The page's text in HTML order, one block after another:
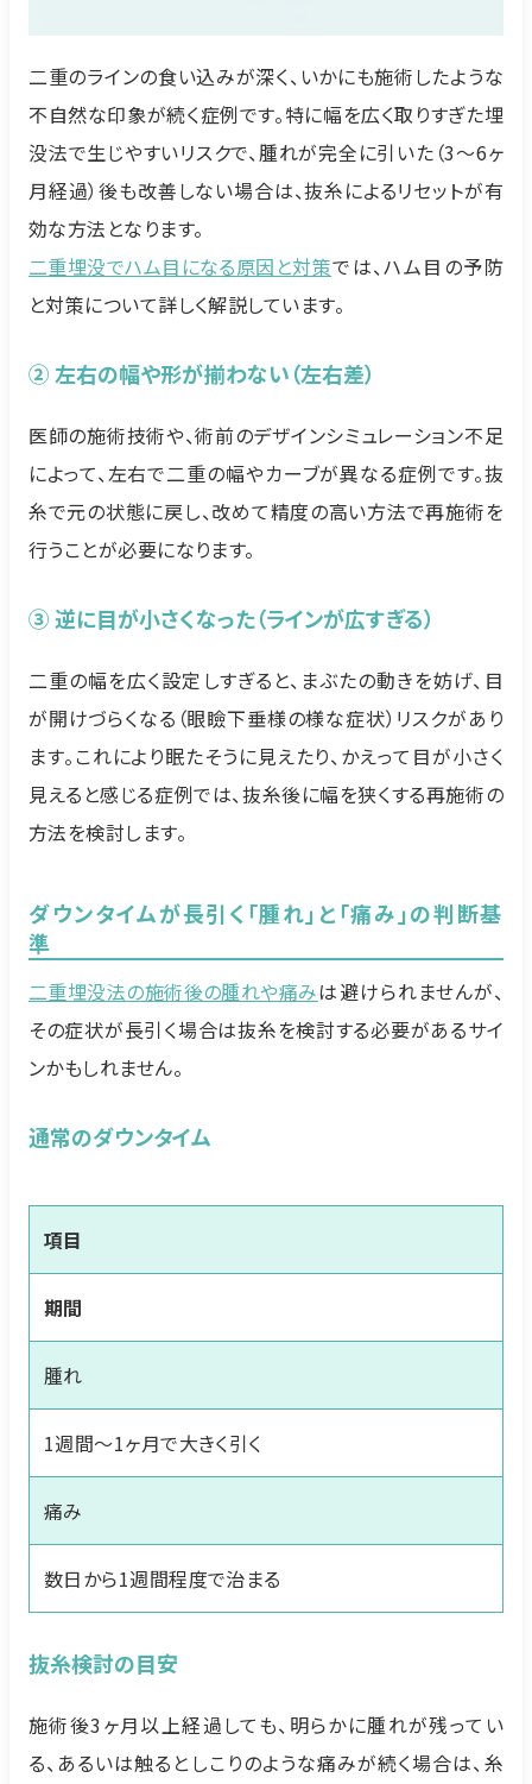
二重のラインの食い込みが深く、いかにも施術したような
不自然な印象が続く症例です。特に幅を広く取りすぎた埋
没法で生じやすいリスクで、腫れが完全に引いた（3～6ヶ
月経過）後も改善しない場合は、抜糸によるリセットが有
効な方法となります。
二重埋没でハム目になる原因と対策では、ハム目の予防
と対策について詳しく解説しています。
② 左右の幅や形が揃わない（左右差）
医師の施術技術や、術前のデザインシミュレーション不足
によって、左右で二重の幅やカーブが異なる症例です。抜
糸で元の状態に戻し、改めて精度の高い方法で再施術を
行うことが必要になります。
③ 逆に目が小さくなった（ラインが広すぎる）
二重の幅を広く設定しすぎると、まぶたの動きを妨げ、目
が開けづらくなる（眼瞼下垂様の様な症状）リスクがあり
ます。これにより眠たそうに見えたり、かえって目が小さく
見えると感じる症例では、抜糸後に幅を狭くする再施術の
方法を検討します。
ダウンタイムが長引く「腫れ」と「痛み」の判断基
準
二重埋没法の施術後の腫れや痛みは避けられませんが、
その症状が長引く場合は抜糸を検討する必要があるサイ
ンかもしれません。
通常のダウンタイム
項目
期間
腫れ
1週間～1ヶ月で大きく引く
痛み
数日から1週間程度で治まる
抜糸検討の目安
施術後3ヶ月以上経過しても、明らかに腫れが残ってい
る、あるいは触るとしこりのような痛みが続く場合は、糸